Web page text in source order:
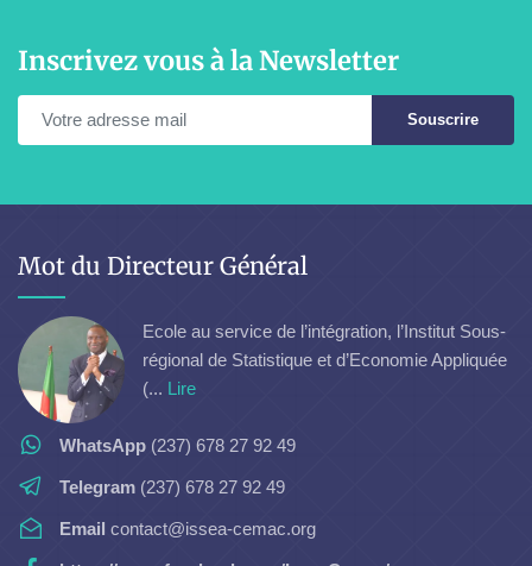
Inscrivez vous à la Newsletter
Souscrire
Mot du Directeur Général
Ecole au service de l’intégration, l’Institut Sous-
régional de Statistique et d’Economie Appliquée
(... Lire
WhatsApp (237) 678 27 92 49
Telegram (237) 678 27 92 49
Email contact@issea-cemac.org